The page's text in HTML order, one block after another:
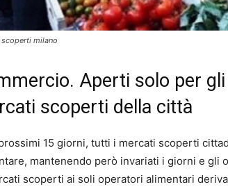
milano
Aperti solo per
scoperti della città
15 giorni, tutti i mercati scoperti
mantenendo però invariati i giorni e gli
scoperti ai soli operatori alimentari